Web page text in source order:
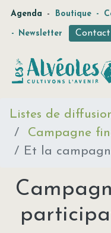
Agenda - Boutique -
- Newsletter Contact
Listes de
Campagne
Et la